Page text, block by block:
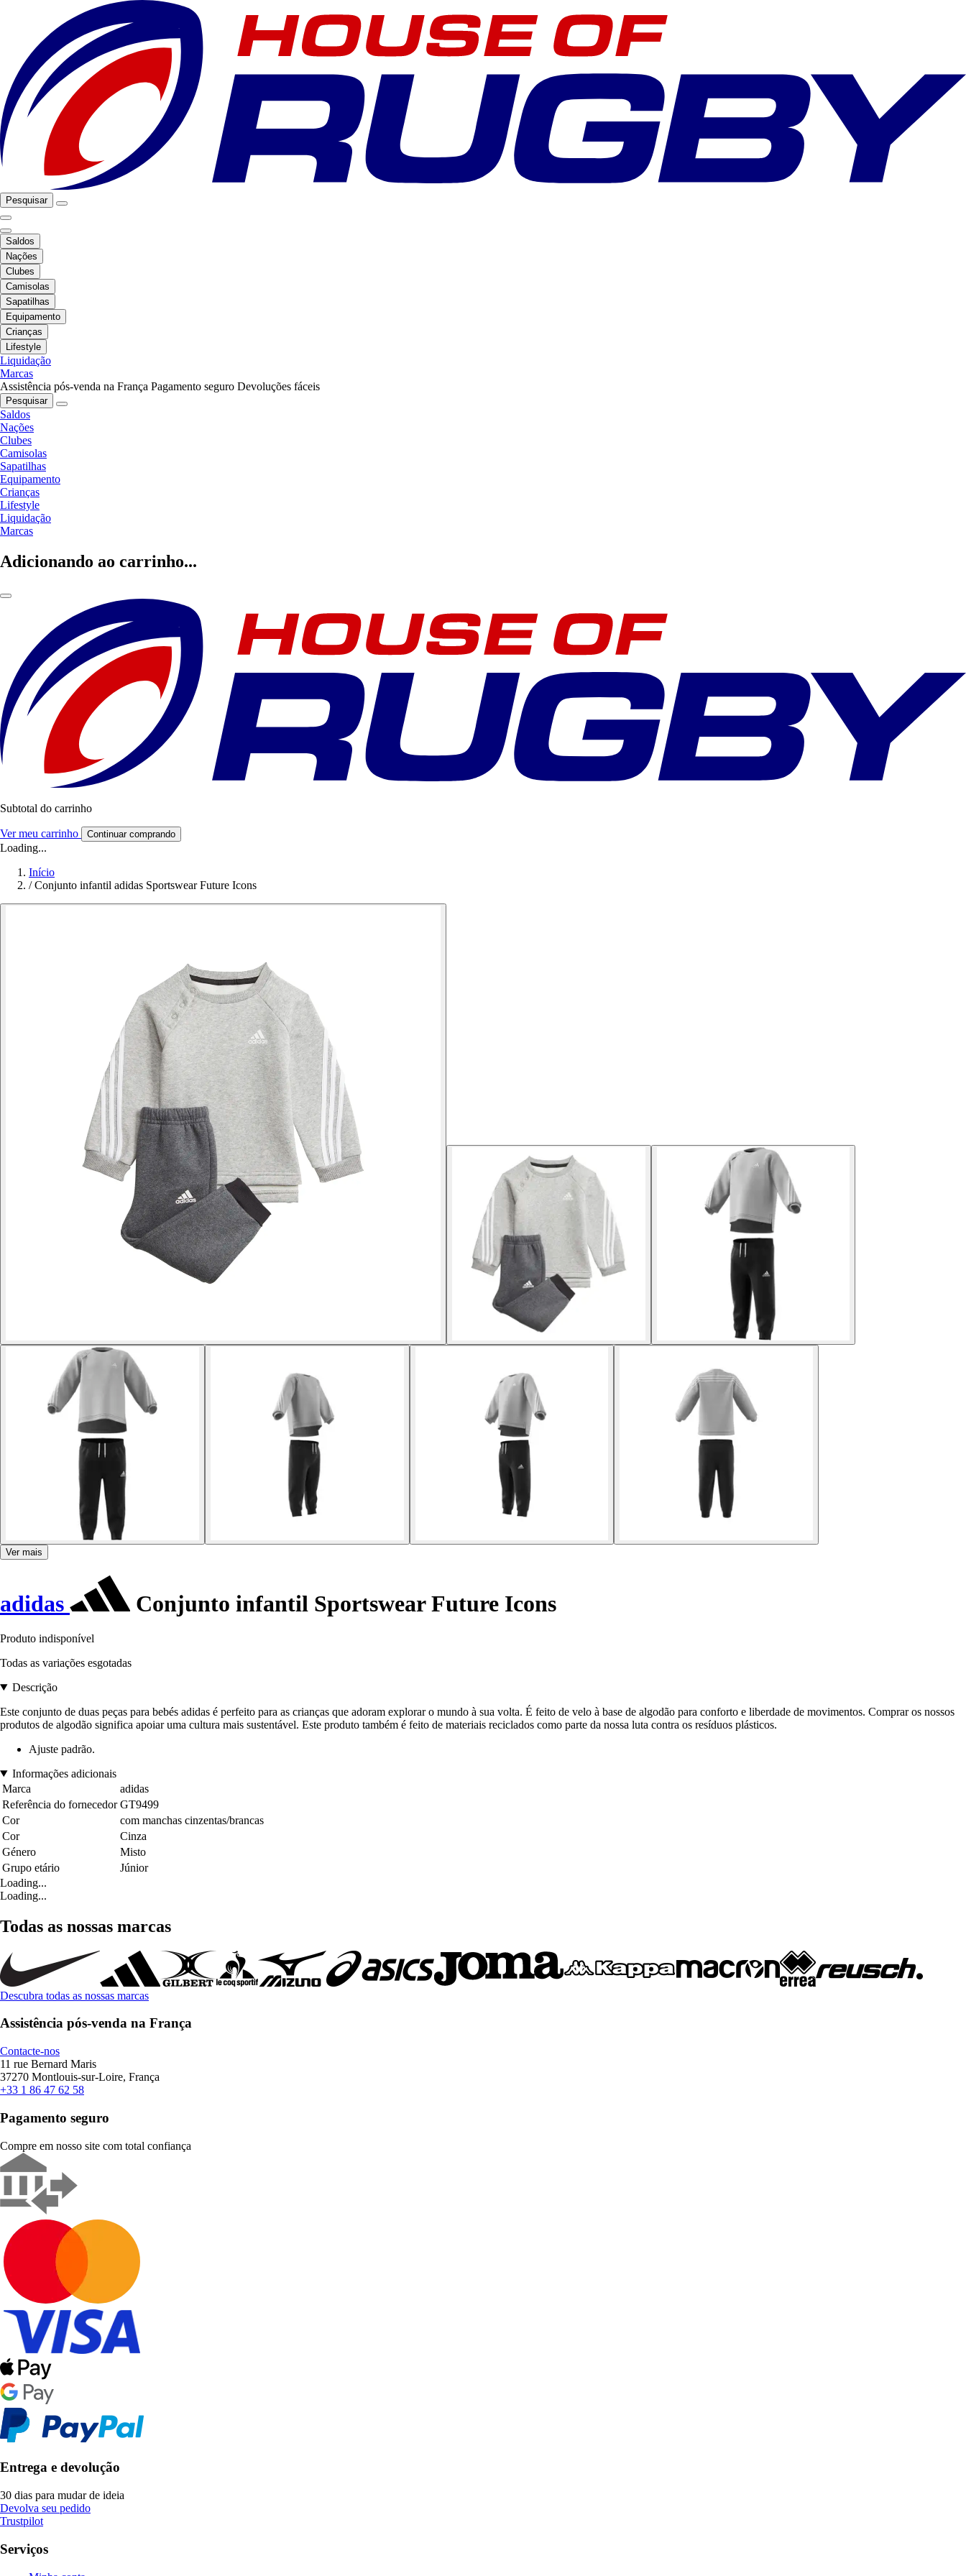
Pesquisar
Saldos
Nações
Clubes
Camisolas
Sapatilhas
Equipamento
Crianças
Lifestyle
Liquidação
Marcas
Assistência pós-venda na França Pagamento seguro Devoluções fáceis
Pesquisar
Saldos
Nações
Clubes
Camisolas
Sapatilhas
Equipamento
Crianças
Lifestyle
Liquidação
Marcas
Adicionando ao carrinho...
Subtotal do carrinho
Ver meu carrinho Continuar comprando
Loading...
Início
/ Conjunto infantil adidas Sportswear Future Icons
Ver mais
adidas Conjunto infantil Sportswear Future Icons
Produto indisponível
Todas as variações esgotadas
Descrição
Este conjunto de duas peças para bebés adidas é perfeito para as crianças que adoram explorar o mundo à sua volta. É feito de velo à base de algodão para conforto e liberdade de movimentos. Comprar os nossos
produtos de algodão significa apoiar uma cultura mais sustentável. Este produto também é feito de materiais reciclados como parte da nossa luta contra os resíduos plásticos.
Ajuste padrão.
Informações adicionais
Marca
adidas
Referência do fornecedor GT9499
Cor
com manchas cinzentas/brancas
Cor
Cinza
Género
Misto
Grupo etário
Júnior
Loading...
Loading...
Todas as nossas marcas
Descubra todas as nossas marcas
Assistência pós-venda na França
Contacte-nos
11 rue Bernard Maris
37270 Montlouis-sur-Loire, França
+33 1 86 47 62 58
Pagamento seguro
Compre em nosso site com total confiança
Entrega e devolução
30 dias para mudar de ideia
Devolva seu pedido
Trustpilot
Serviços